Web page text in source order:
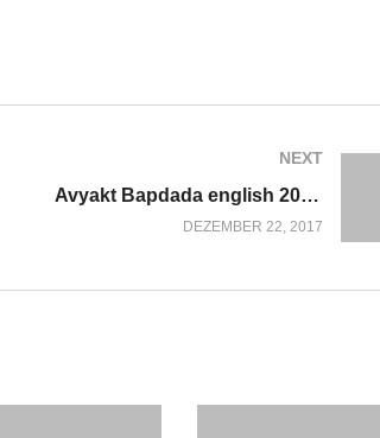
NEXT
Avyakt Bapdada english 2017-12-31
DEZEMBER 22, 2017